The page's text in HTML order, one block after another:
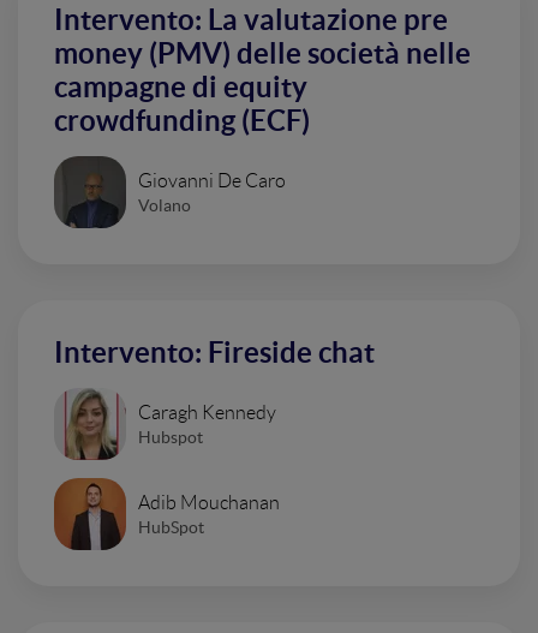
Intervento: La valutazione pre
money (PMV) delle società nelle
campagne di equity
crowdfunding (ECF)
Giovanni De Caro
Volano
Intervento: Fireside chat
Caragh Kennedy
Hubspot
Adib Mouchanan
HubSpot